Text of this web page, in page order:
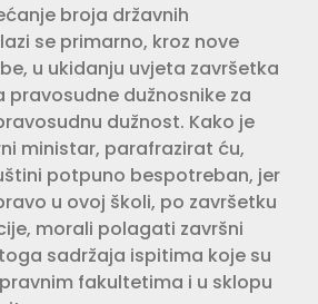
broja državnih
se primarno, kroz nove
u ukidanju uvjeta završetka
pravosudne dužnosnike za
dužnost. Kako je
ministar, parafrazirat ću,
potpuno bespotreban, jer
u ovoj školi, po završetku
morali polagati završni
sadržaja ispitima koje su
fakultetima i u sklopu